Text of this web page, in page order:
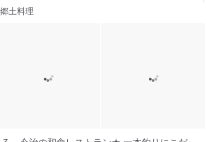
土料理